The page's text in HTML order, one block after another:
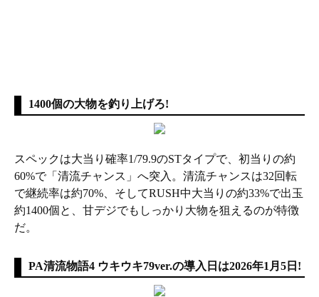
1400個の大物を釣り上げろ!
スペックは大当り確率1/79.9のSTタイプで、初当りの約
60%で「清流チャンス」へ突入。清流チャンスは32回転
で継続率は約70%、そしてRUSH中大当りの約33%で出玉
約1400個と、甘デジでもしっかり大物を狙えるのが特徴
だ。
PA清流物語4 ウキウキ79ver.の導入日は2026年1月5日!